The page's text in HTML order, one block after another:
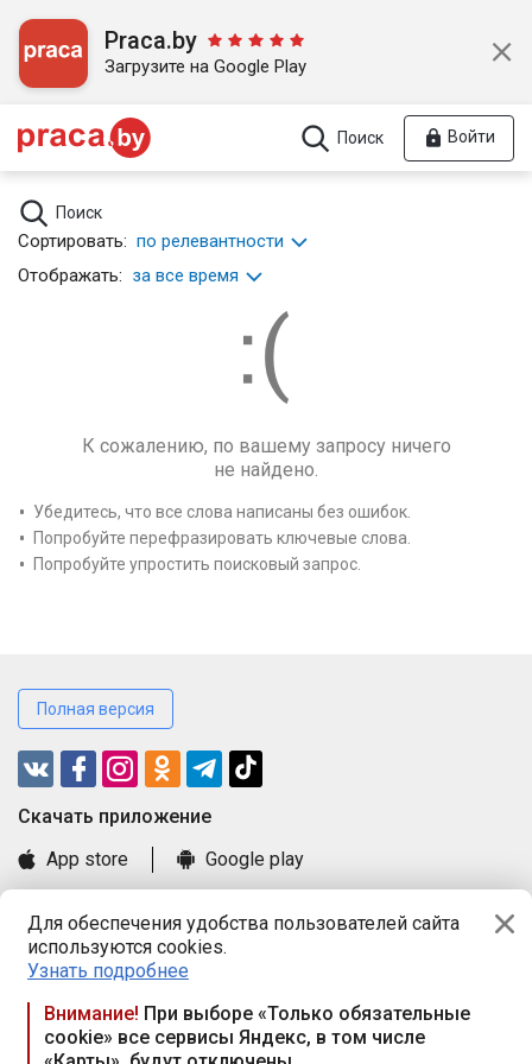
Для обеспечения удобства пользователей сайта
используются cookies.
Узнать подробнее
Внимание! При выборе «Только обязательные
cookie» все сервисы Яндекс, в том числе
Praca.by
Загрузите на Google Play
Поиск Войти
Поиск
Сортировать: по релевантности
Отображать: за все время
К сожалению, по вашему запросу ничего
не найдено.
Убедитесь, что все слова написаны без ошибок.
Попробуйте перефразировать ключевые слова.
Попробуйте упростить поисковый запрос.
Полная версия
Cкачать приложение
App store
Google play
Книга замечаний и предложений
Правила и документы
Praca.by © 2000—2026, ООО «ПРАЦА БАЙ»
Республика Беларусь, 220114, г. Минск, пр-т Независимости
117а, пом. № 9.